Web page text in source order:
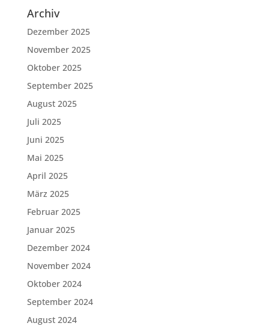
Archiv
Dezember 2025
November 2025
Oktober 2025
September 2025
August 2025
Juli 2025
Juni 2025
Mai 2025
April 2025
März 2025
Februar 2025
Januar 2025
Dezember 2024
November 2024
Oktober 2024
September 2024
August 2024